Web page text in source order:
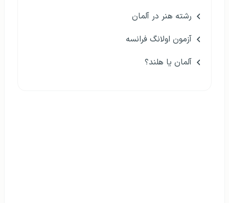
رشته هنر در آلمان
آزمون اولانگ فرانسه
آلمان یا هلند؟